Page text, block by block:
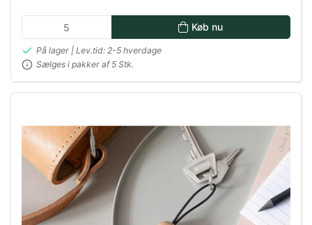
Køb nu
På lager | Lev.tid: 2-5 hverdage
Sælges i pakker af 5 Stk.